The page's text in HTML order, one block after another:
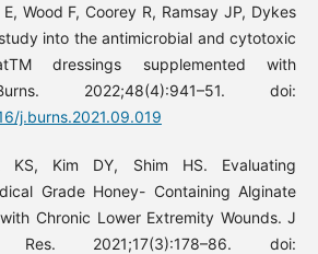
Wood F, Coorey R, Ramsay JP, Dykes
into the antimicrobial and cytotoxic
dressings supplemented with
2022;48(4):941–51. doi:
j.burns.2021.09.019
Kim DY, Shim HS. Evaluating
Grade Honey- Containing Alginate
Chronic Lower Extremity Wounds. J
2021;17(3):178–86. doi: